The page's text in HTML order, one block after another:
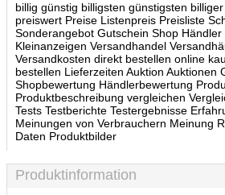
billig günstig billigsten günstigsten
preiswert Preise Listenpreis Preisliste
Sonderangebot Gutschein Shop
Kleinanzeigen Versandhandel
Versandkosten direkt bestellen online
bestellen Lieferzeiten Auktion Auktionen
Shopbewertung Händlerbewertung
Produktbeschreibung vergleichen
Tests Testberichte Testergebnisse
Meinungen von Verbrauchern Meinung
Daten Produktbilder
Produktinformation